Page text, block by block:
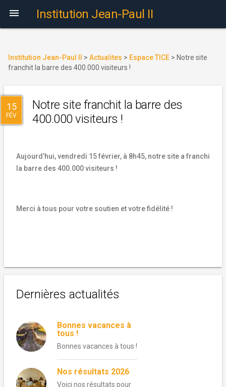
 Institution Jean-Paul II
Institution Jean-Paul II > Actualites > Espace TICE > Notre site
franchit la barre des 400.000 visiteurs !
15
FÉV
Notre site franchit la barre des
400.000 visiteurs !
Aujourd’hui, vendredi 15 février, à 8h45, notre site a franchi
la barre des 400.000 visiteurs !
Merci à tous pour votre soutien et votre fidélité !
Dernières actualités
Bonnes vacances à
tous !
Bonnes vacances à tous !
Nos résultats 2026
Voici nos résultats pour